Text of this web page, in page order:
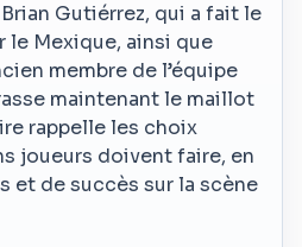
Gutiérrez, qui a fait le
le Mexique, ainsi que
membre de l’équipe
maintenant le maillot
rappelle les choix
joueurs doivent faire, en
et de succès sur la scène